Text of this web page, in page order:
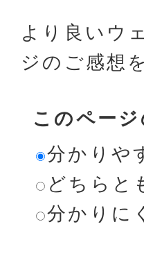
より良いウ
ジのご感想
このペー
分かりや
どちらと
分かりに